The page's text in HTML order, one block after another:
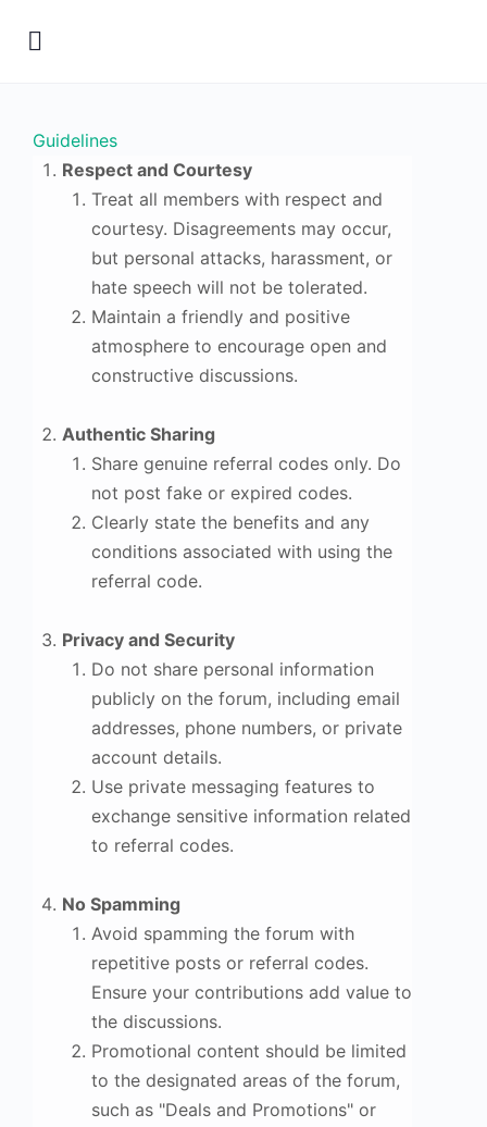
Guidelines
Respect and Courtesy
Treat all members with respect and
courtesy. Disagreements may occur,
but personal attacks, harassment, or
hate speech will not be tolerated.
Maintain a friendly and positive
atmosphere to encourage open and
constructive discussions.
Authentic Sharing
Share genuine referral codes only. Do
not post fake or expired codes.
Clearly state the benefits and any
conditions associated with using the
referral code.
Privacy and Security
Do not share personal information
publicly on the forum, including email
addresses, phone numbers, or private
account details.
Use private messaging features to
exchange sensitive information related
to referral codes.
No Spamming
Avoid spamming the forum with
repetitive posts or referral codes.
Ensure your contributions add value to
the discussions.
Promotional content should be limited
to the designated areas of the forum,
such as "Deals and Promotions" or